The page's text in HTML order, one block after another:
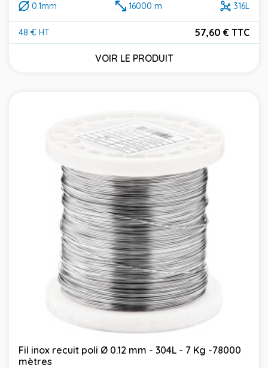
0.1mm 16000 m 316L
48 € HT
Prix
57,60 € TTC
VOIR LE PRODUIT
Fil inox recuit poli Ø 0.12 mm - 304L - 7 Kg -78000
mètres